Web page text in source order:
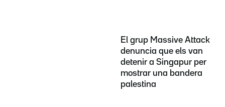
El grup Massive Attack
denuncia que els van
detenir a Singapur per
mostrar una bandera
palestina